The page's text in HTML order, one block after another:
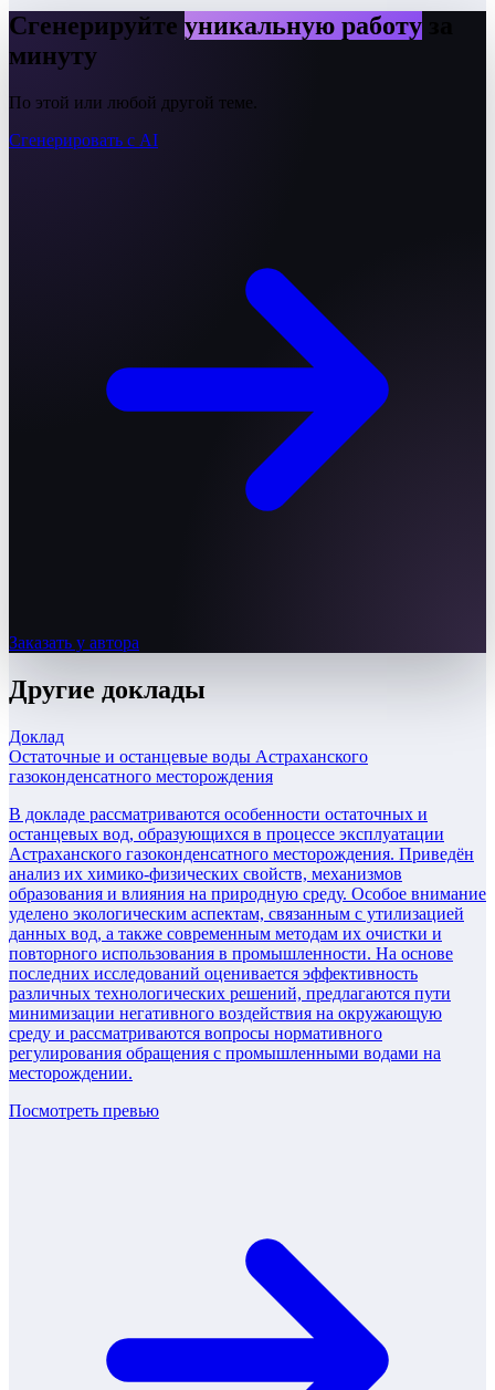
Сгенерируйте уникальную работу
минуту
По этой или любой другой теме.
Сгенерировать с AI
Заказать у автора
Другие доклады
Доклад
Остаточные и останцевые воды Астраханского
газоконденсатного месторождения
В докладе рассматриваются особенности остаточных и
останцевых вод, образующихся в процессе эксплуатации
Астраханского газоконденсатного месторождения. Приведён
анализ их химико-физических свойств, механизмов
образования и влияния на природную среду. Особое внимание
уделено экологическим аспектам, связанным с утилизацией
данных вод, а также современным методам их очистки и
повторного использования в промышленности. На основе
последних исследований оценивается эффективность
различных технологических решений, предлагаются пути
минимизации негативного воздействия на окружающую
среду и рассматриваются вопросы нормативного
регулирования обращения с промышленными водами на
месторождении.
Посмотреть превью